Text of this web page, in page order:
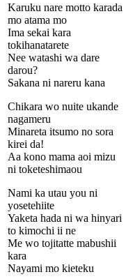
Karuku nare motto karada
mo atama mo
Ima sekai kara
tokihanatarete
Nee watashi wa dare
darou?
Sakana ni nareru kana
Chikara wo nuite ukande
nagameru
Minareta itsumo no sora
kirei da!
Aa kono mama aoi mizu
ni toketeshimaou
Nami ka utau you ni
yosetehiite
Yaketa hada ni wa hinyari
to kimochi ii ne
Me wo tojitatte mabushii
kara
Nayami mo kieteku